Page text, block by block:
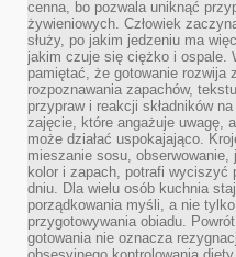
cenna, bo pozwala uniknąć
żywieniowych. Człowiek
służy, po jakim jedzeniu ma
jakim czuje się ciężko i ospale.
pamiętać, że gotowanie rozwija
rozpoznawania zapachów,
przypraw i reakcji składników
zajęcie, które angażuje uwagę,
może działać uspokajająco.
mieszanie sosu,
kolor i zapach, potrafi wyciszyć
dniu. Dla wielu osób kuchnia
porządkowania myśli, a nie
przygotowywania obiadu.
gotowania nie oznacza